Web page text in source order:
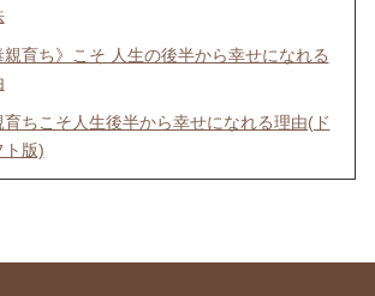
親育ち》こそ 人生の後半から幸せになれる
育ちこそ人生後半から幸せになれる理由(ド
ト版)
楽に、しかも確実に人生を好転させる方法